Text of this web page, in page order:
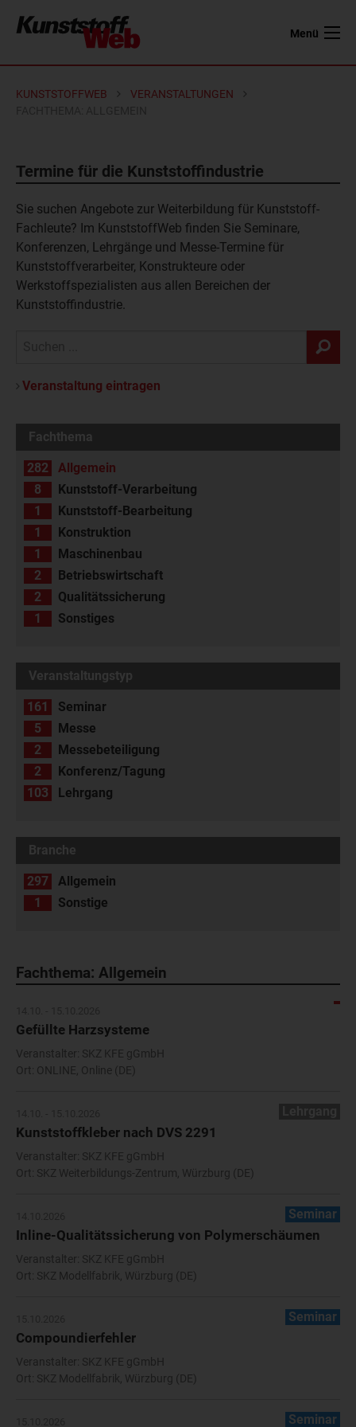
Menü
KUNSTSTOFFWEB
VERANSTALTUNGEN
Termine für die Kunststoffindustrie
Sie suchen Angebote zur Weiterbildung für Kunststoff-
Fachleute? Im KunststoffWeb finden Sie Seminare,
Konferenzen, Lehrgänge und Messe-Termine für
Kunststoffverarbeiter, Konstrukteure oder
Werkstoffspezialisten aus allen Bereichen der
Kunststoffindustrie.
Veranstaltung eintragen
Fachthema
282
Allgemein
8
Kunststoff-Verarbeitung
1
Kunststoff-Bearbeitung
1
Konstruktion
1
Maschinenbau
2
Betriebswirtschaft
2
Qualitätssicherung
1
Sonstiges
Veranstaltungstyp
161
Seminar
5
Messe
2
Messebeteiligung
2
Konferenz/Tagung
103
Lehrgang
Branche
297
Allgemein
1
Sonstige
Fachthema: Allgemein
Gefüllte Harzsysteme
Veranstalter: SKZ KFE gGmbH
Ort: ONLINE, Online (DE)
Kunststoffkleber nach DVS 2291
Veranstalter: SKZ KFE gGmbH
Ort: SKZ Weiterbildungs-Zentrum, Würzburg (DE)
Seminar
Inline-Qualitätssicherung von Polymerschäumen
Veranstalter: SKZ KFE gGmbH
Ort: SKZ Modellfabrik, Würzburg (DE)
Seminar
Compoundierfehler
Veranstalter: SKZ KFE gGmbH
Ort: SKZ Modellfabrik, Würzburg (DE)
Seminar